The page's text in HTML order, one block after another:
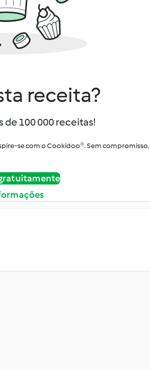
receita?
de 100 000 receitas!
se com o Cookidoo®. Sem compromisso.